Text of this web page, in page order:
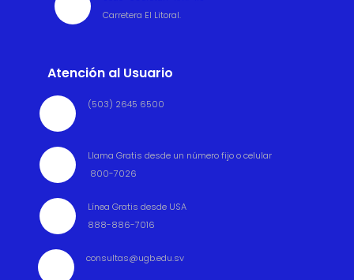
Carretera El Litoral.
Atención al Usuario
(503) 2645 6500
Llama Gratis desde un número fijo o celular
800-7026
Línea Gratis desde USA
888-886-7016
consultas@ugb.edu.sv